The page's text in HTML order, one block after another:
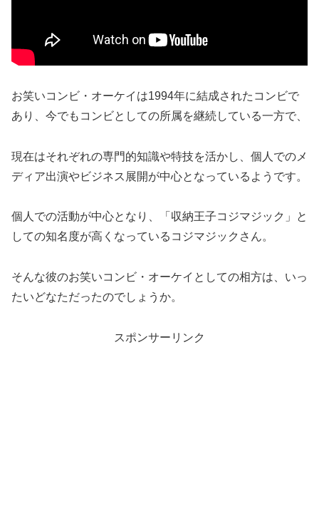
お笑いコンビ・オーケイは1994年に結成されたコンビで
あり、今でもコンビとしての所属を継続している一方で、
現在はそれぞれの専門的知識や特技を活かし、個人でのメ
ディア出演やビジネス展開が中心となっているようです。
個人での活動が中心となり、「収納王子コジマジック」と
しての知名度が高くなっているコジマジックさん。
そんな彼のお笑いコンビ・オーケイとしての相方は、いっ
たいどなただったのでしょうか。
スポンサーリンク